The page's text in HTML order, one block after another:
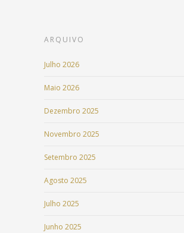
ARQUIVO
Julho 2026
Maio 2026
Dezembro 2025
Novembro 2025
Setembro 2025
Agosto 2025
Julho 2025
Junho 2025